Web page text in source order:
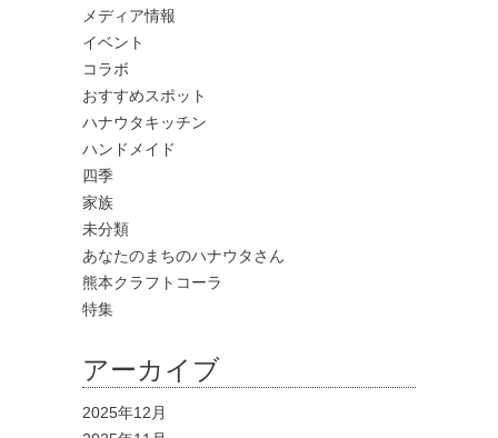
メディア情報
イベント
コラボ
おすすめスポット
ハナウタキッチン
ハンドメイド
四季
家族
未分類
あなたのまちのハナウタさん
熊本クラフトコーラ
特集
アーカイブ
2025年12月